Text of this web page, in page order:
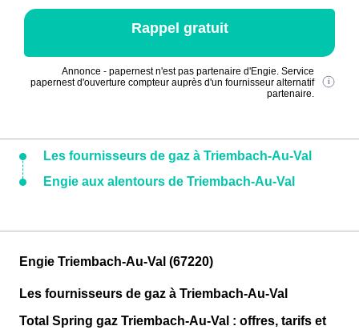
Rappel gratuit
Annonce - papernest n'est pas partenaire d'Engie. Service
papernest d'ouverture compteur auprès d'un fournisseur alternatif
partenaire.
Les fournisseurs de gaz à Triembach-Au-Val
Engie aux alentours de Triembach-Au-Val
Engie Triembach-Au-Val (67220)
Les fournisseurs de gaz à Triembach-Au-Val
Total Spring gaz Triembach-Au-Val : offres, tarifs et